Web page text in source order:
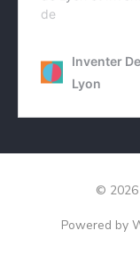
© 2026
Powered by